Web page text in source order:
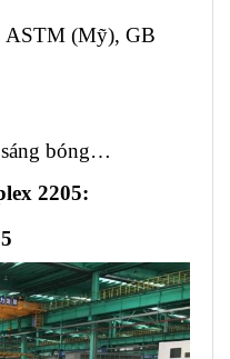
ASTM (Mỹ), GB
bóng…
2205: